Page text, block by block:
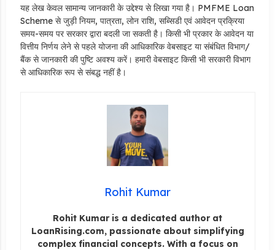
यह लेख केवल सामान्य जानकारी के उद्देश्य से लिखा गया है। PMFME Loan
Scheme से जुड़ी नियम, पात्रता, लोन राशि, सब्सिडी एवं आवेदन प्रक्रिया
समय-समय पर सरकार द्वारा बदली जा सकती है। किसी भी प्रकार के आवेदन या
वित्तीय निर्णय लेने से पहले योजना की आधिकारिक वेबसाइट या संबंधित विभाग/
बैंक से जानकारी की पुष्टि अवश्य करें। हमारी वेबसाइट किसी भी सरकारी विभाग
से आधिकारिक रूप से संबद्ध नहीं है।
Rohit Kumar
Rohit Kumar is a dedicated author at
LoanRising.com, passionate about simplifying
complex financial concepts. With a focus on